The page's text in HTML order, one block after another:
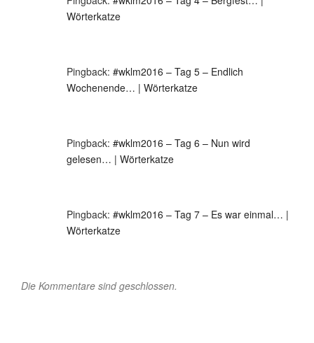
Wörterkatze
Pingback: #wklm2016 – Tag 5 – Endlich
Wochenende… | Wörterkatze
Pingback: #wklm2016 – Tag 6 – Nun wird
gelesen… | Wörterkatze
Pingback: #wklm2016 – Tag 7 – Es war einmal… |
Wörterkatze
Die Kommentare sind geschlossen.